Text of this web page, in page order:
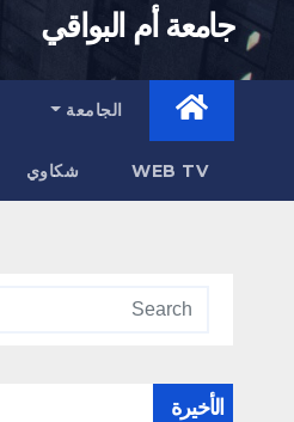
جامعة أم البواقي
الجامعة
WEB TV شكاوي
الأخيرة